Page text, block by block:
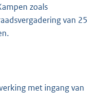
zoals
van 25
met ingang van